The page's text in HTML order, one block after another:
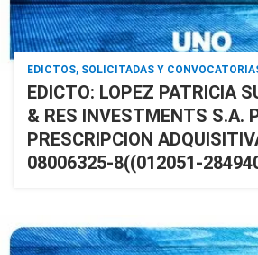
EDICTOS, SOLICITADAS Y
EDICTO: LOPEZ PATRICIA
& RES INVESTMENTS S.A.
PRESCRIPCION
08006325-8((012051-